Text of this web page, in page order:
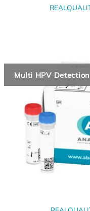
Multi HPV Detection